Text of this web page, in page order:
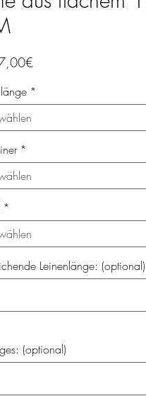
Sale-
*
*
*
Leinenlänge: (optional)
(optional)